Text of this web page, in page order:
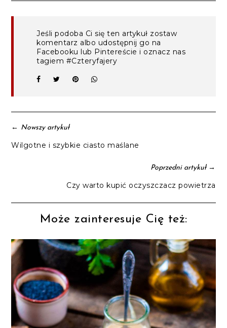
Jeśli podoba Ci się ten artykuł zostaw
komentarz albo udostępnij go na
Facebooku lub Pintereście i oznacz nas
tagiem #Czteryfajery
← Nowszy artykuł
Wilgotne i szybkie ciasto maślane
Poprzedni artykuł→
Czy warto kupić oczyszczacz powietrza
Może zainteresuje Cię też: